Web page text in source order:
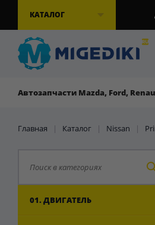
КАТАЛОГ
Автозапчасти Mazda, Ford,
Главная | Каталог | Nissan |
01. ДВИГАТЕЛЬ